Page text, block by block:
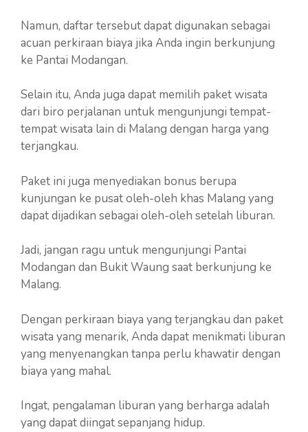
Namun, daftar tersebut dapat digunakan sebagai
acuan perkiraan biaya jika Anda ingin berkunjung
ke Pantai Modangan.
Selain itu, Anda juga dapat memilih paket wisata
dari biro perjalanan untuk mengunjungi tempat-
tempat wisata lain di Malang dengan harga yang
terjangkau.
Paket ini juga menyediakan bonus berupa
kunjungan ke pusat oleh-oleh khas Malang yang
dapat dijadikan sebagai oleh-oleh setelah liburan.
Jadi, jangan ragu untuk mengunjungi Pantai
Modangan dan Bukit Waung saat berkunjung ke
Malang.
Dengan perkiraan biaya yang terjangkau dan paket
wisata yang menarik, Anda dapat menikmati liburan
yang menyenangkan tanpa perlu khawatir dengan
biaya yang mahal.
Ingat, pengalaman liburan yang berharga adalah
yang dapat diingat sepanjang hidup.